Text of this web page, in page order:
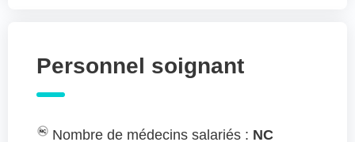
Personnel soignant
Nombre de médecins salariés : NC